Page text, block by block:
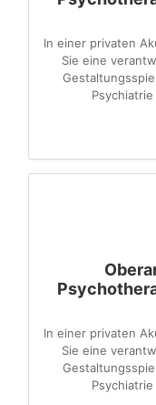
In einer privaten
Sie eine
In einer privaten
Sie eine